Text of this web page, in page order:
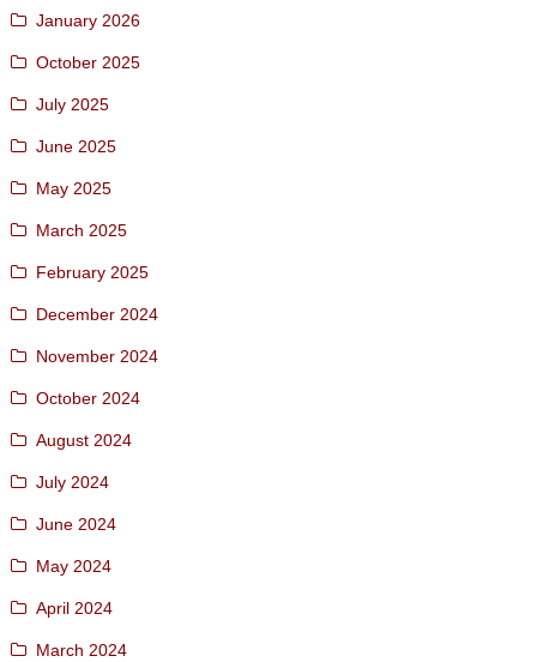
January 2026
October 2025
July 2025
June 2025
May 2025
March 2025
February 2025
December 2024
November 2024
October 2024
August 2024
July 2024
June 2024
May 2024
April 2024
March 2024